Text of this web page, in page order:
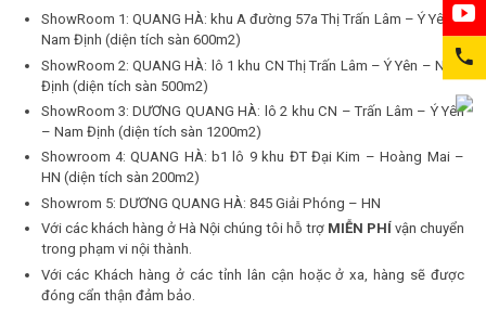
ShowRoom 1: QUANG HÀ: khu A đường 57a Thị Trấn Lâm – Ý Yên –
Nam Định (diện tích sàn 600m2)
ShowRoom 2: QUANG HÀ: lô 1 khu CN Thị Trấn Lâm – Ý Yên – Nam
Định (diện tích sàn 500m2)
ShowRoom 3: DƯƠNG QUANG HÀ: lô 2 khu CN – Trấn Lâm – Ý Yên
– Nam Định (diện tích sàn 1200m2)
Showroom 4: QUANG HÀ: b1 lô 9 khu ĐT Đại Kim – Hoàng Mai –
HN (diện tích sàn 200m2)
Showrom 5: DƯƠNG QUANG HÀ: 845 Giải Phóng – HN
Với các khách hàng ở Hà Nội chúng tôi hỗ trợ MIỄN PHÍ vận chuyển
trong phạm vi nội thành.
Với các Khách hàng ở các tỉnh lân cận hoặc ở xa, hàng sẽ được
đóng cẩn thận đảm bảo.